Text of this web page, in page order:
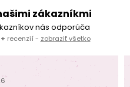
zákazníkmi
nás odporúča
recenzií - zobraziť všetko